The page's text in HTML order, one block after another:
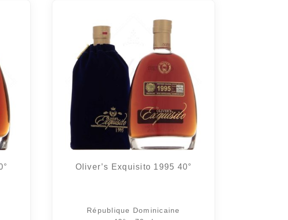
Oliver’s Exquisito 1995 40°
République Dominicaine